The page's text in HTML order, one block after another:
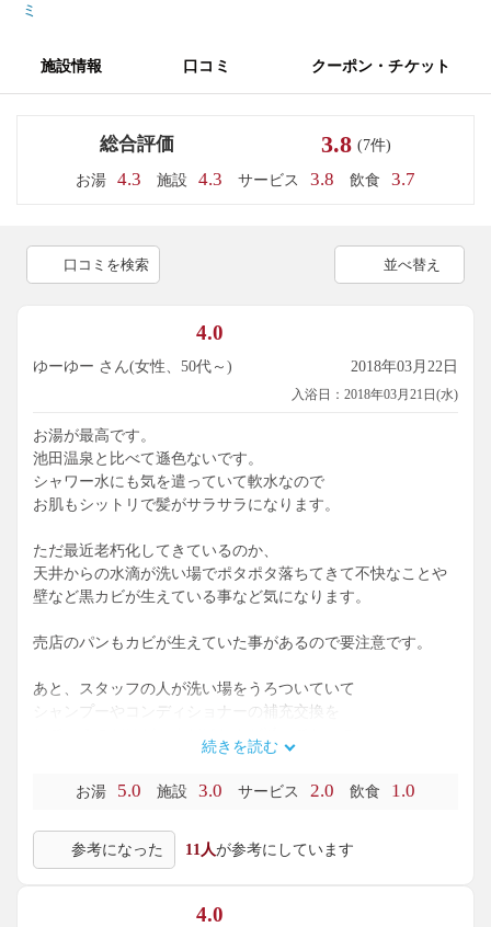
ミ
施設情報 口コミ クーポン・チケット
総合評価 3.8 (7件)
お湯 4.3 施設 4.3 サービス 3.8 飲食 3.7
口コミを検索 並べ替え
4.0
ゆーゆー さん(女性、50代～) 2018年03月22日
入浴日：2018年03月21日(水)
お湯が最高です。
池田温泉と比べて遜色ないです。
シャワー水にも気を遣っていて軟水なので
お肌もシットリで髪がサラサラになります。
ただ最近老朽化してきているのか、
天井からの水滴が洗い場でポタポタ落ちてきて不快なことや
壁など黒カビが生えている事など気になります。
売店のパンもカビが生えていた事があるので要注意です。
あと、スタッフの人が洗い場をうろついていて
シャンプーやコンディショナーの補充交換を
交換しに来るのが迷惑してます。
それも洗っている最中なので
終わってから交換していただけると助かります。
お湯だけは最高に大好きです。
続きを読む
お湯 5.0 施設 3.0 サービス 2.0 飲食 1.0
参考になった 11人が参考にしています
4.0